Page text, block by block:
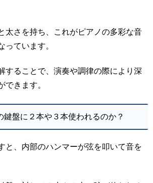
太さを持ち、これがピアノの多彩な音
っています。
することで、演奏や調律の際により深
できます。
鍵盤に２本や３本使われるのか？
と、内部のハンマーが弦を叩いて音を